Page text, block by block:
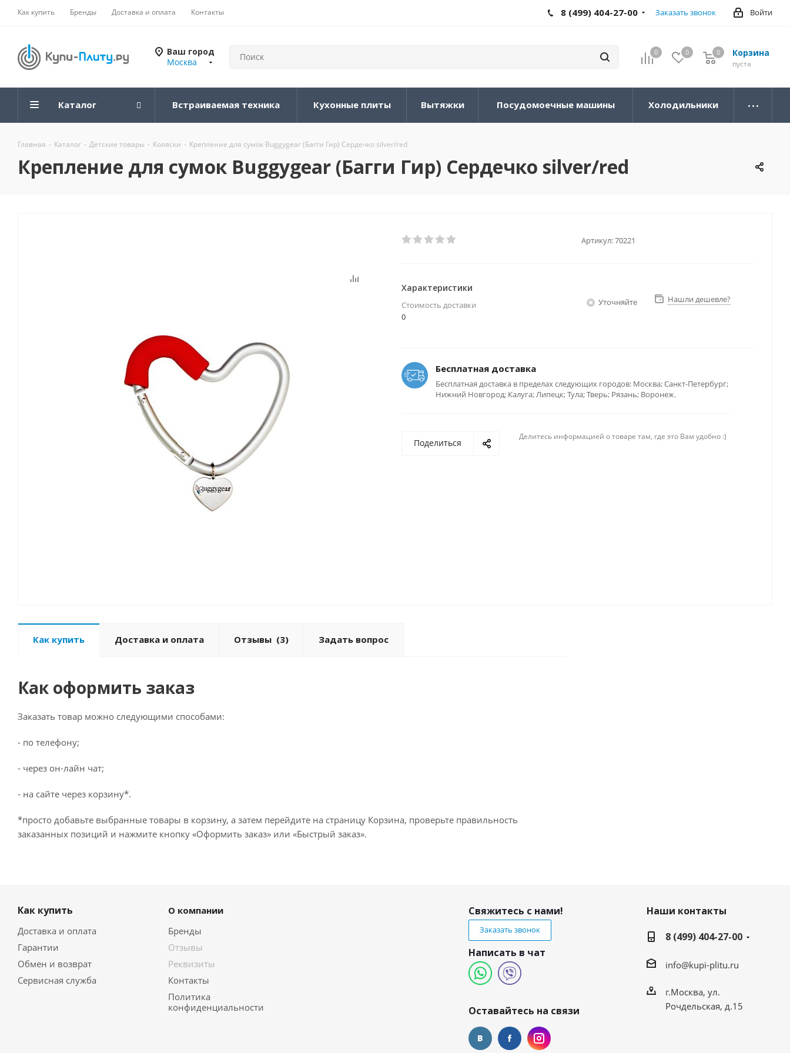
Как купить Бренды Доставка и оплата Контакты Войти
8 (499) 404-27-00 Заказать звонок
Ваш город
Москва
0 0 Корзина
0
пуста
0
Каталог Встраиваемая техника Кухонные плиты Вытяжки Посудомоечные машины Холодильники
Главная - Каталог - Детские товары - Коляски - Крепление для сумок Buggygear (Багги Гир) Сердечко silver/red
Крепление для сумок Buggygear (Багги Гир) Сердечко silver/red
Артикул:70221
Характеристики
Стоимость доставки
0
Уточняйте Нашли дешевле?
Бесплатная доставка
Бесплатная доставка в пределах следующих городов: Москва; Санкт-Петербург;
Нижний Новгород; Калуга; Липецк; Тула; Тверь; Рязань; Воронеж.
Поделиться
Делитесь информацией о товаре там, где это Вам удобно :)
Как купить Доставка и оплата Отзывы (3) Задать вопрос
Как оформить заказ
Заказать товар можно следующими способами:
- по телефону;
- через он-лайн чат;
- на сайте через корзину*.
*просто добавьте выбранные товары в корзину, а затем перейдите на страницу Корзина, проверьте правильность
заказанных позиций и нажмите кнопку «Оформить заказ» или «Быстрый заказ».
Как купить
Доставка и оплата
Гарантии
Обмен и возврат
Сервисная служба
О компании
Бренды
Отзывы
Реквизиты
Контакты
Политика
конфиденциальности
Свяжитесь с нами!
Заказать звонок
Написать в чат
Оставайтесь на связи
Наши контакты
8 (499) 404-27-00
info@kupi-plitu.ru
г.Москва, ул.
Рочдельская, д.15